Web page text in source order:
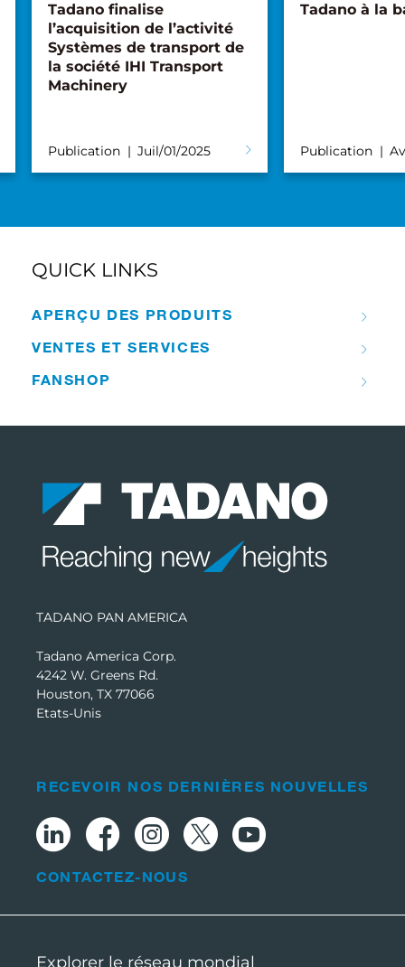
Tadano finalise
l’acquisition de l’activité
Systèmes de transport de
la société IHI Transport
Machinery
Publication Juil/01/2025
Tadano à la
Publication
QUICK LINKS
APERÇU DES PRODUITS
VENTES ET SERVICES
FANSHOP
TADANO PAN AMERICA
Tadano America Corp.
4242 W. Greens Rd.
Houston, TX 77066
Etats-Unis
RECEVOIR NOS DERNIÈRES NOUVELLES
CONTACTEZ-NOUS
Explorer le réseau mondial